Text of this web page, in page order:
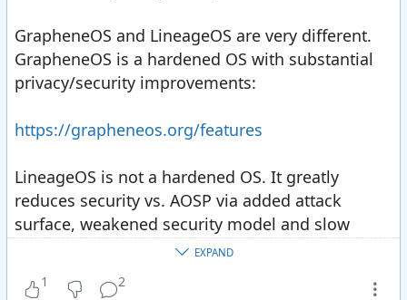
GrapheneOS and LineageOS are very different.
GrapheneOS is a hardened OS with substantial
privacy/security improvements:
https://grapheneos.org/features
LineageOS is not a hardened OS. It greatly
reduces security vs. AOSP via added attack
surface, weakened security model and slow
patches. It also doesn't provide comparable
EXPAND
1 2